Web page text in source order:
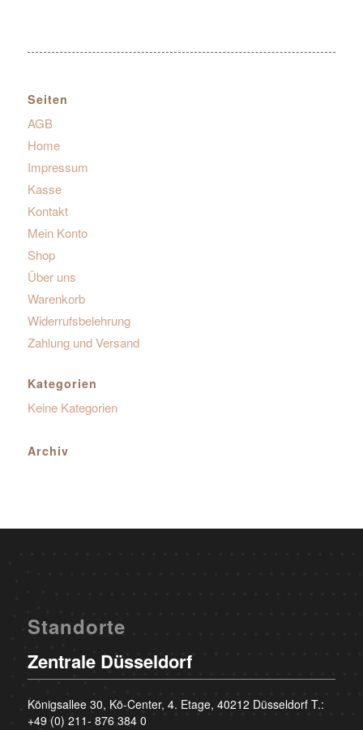
Seiten
AGB
Home
Impressum
Kasse
Kontakt
Mein Konto
Shop
Über uns
Warenkorb
Widerrufsbelehrung
Zahlung und Versand
Kategorien
Keine Kategorien
Archiv
Standorte
Zentrale Düsseldorf
Königsallee 30, Kö-Center, 4. Etage, 40212 Düsseldorf T.:
+49 (0) 211- 876 384 0